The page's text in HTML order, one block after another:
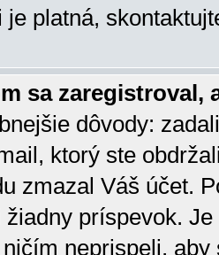
je platná,
sa zaregistroval,
dôvody:
ktorý ste
zmazal Váš účet.
príspevok.
neprispeli,